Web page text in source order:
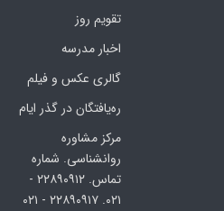
تقویم روز
اخبار مدرسه
گالری عکس و فیلم
ره‌یافتگان در گذر ایام
مرکز مشاوره
روانشناسی. شماره
تماس. ۲۲۸۹۰۹۱۲ -
۰۲۱. ۲۲۸۹۰۹۱۷ - ۰۲۱